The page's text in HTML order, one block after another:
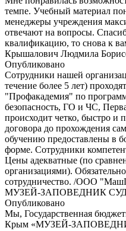
темпе. Учебный материал
менеджеры учреждения
отвечают на вопросы.
квалификацию, то снова к
Крышалович Людмила
Опубликовано
Сотрудники нашей
течение более 5 лет)
"Профакадемия" по
безопасность, ГО и ЧС,
происходит четко, быстро и
договора до прохождения
обучению предоставлены в
форме. Сотрудники
Цены адекватные (по
организациями).
сотрудничество. /ООО
МУЗЕЙ-ЗАПОВЕДНИК
Опубликовано
Мы, Государственная
Крым «МУЗЕЙ-